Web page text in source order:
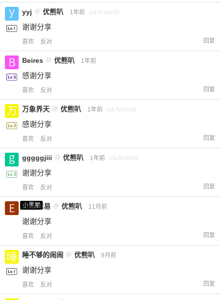
yyj @ 优熊叭 1年前 via Android
谢谢分享
喜欢 反对 回复
Beires @ 优熊叭 1年前
感谢分享
喜欢 反对 回复
万象界天 @ 优熊叭 1年前 via Android
感谢分享
喜欢 反对 回复
gggggjiii @ 优熊叭 1年前 via Android
谢谢分享
喜欢 反对 回复
小黑屋
Emp木易 @ 优熊叭 11月前
谢谢分享
喜欢 反对 回复
睡不够的闹闹 @ 优熊叭 9月前
谢谢分享
喜欢 反对 回复